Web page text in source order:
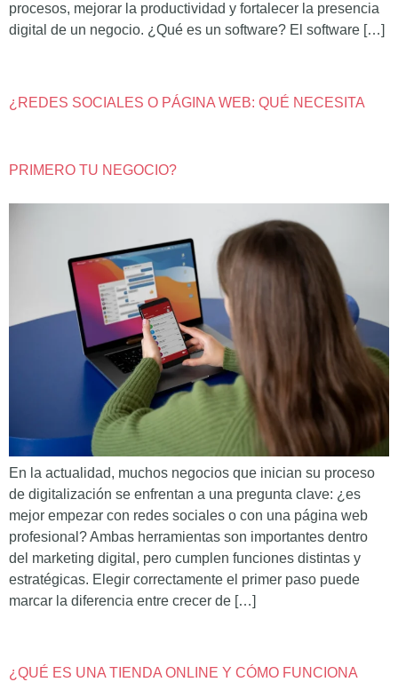
procesos, mejorar la productividad y fortalecer la presencia
digital de un negocio. ¿Qué es un software? El software […]
¿REDES SOCIALES O PÁGINA WEB: QUÉ NECESITA
PRIMERO TU NEGOCIO?
En la actualidad, muchos negocios que inician su proceso
de digitalización se enfrentan a una pregunta clave: ¿es
mejor empezar con redes sociales o con una página web
profesional? Ambas herramientas son importantes dentro
del marketing digital, pero cumplen funciones distintas y
estratégicas. Elegir correctamente el primer paso puede
marcar la diferencia entre crecer de […]
¿QUÉ ES UNA TIENDA ONLINE Y CÓMO FUNCIONA